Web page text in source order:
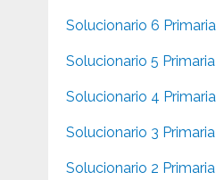
Solucionario 6 Primaria
Solucionario 5 Primaria
Solucionario 4 Primaria
Solucionario 3 Primaria
Solucionario 2 Primaria